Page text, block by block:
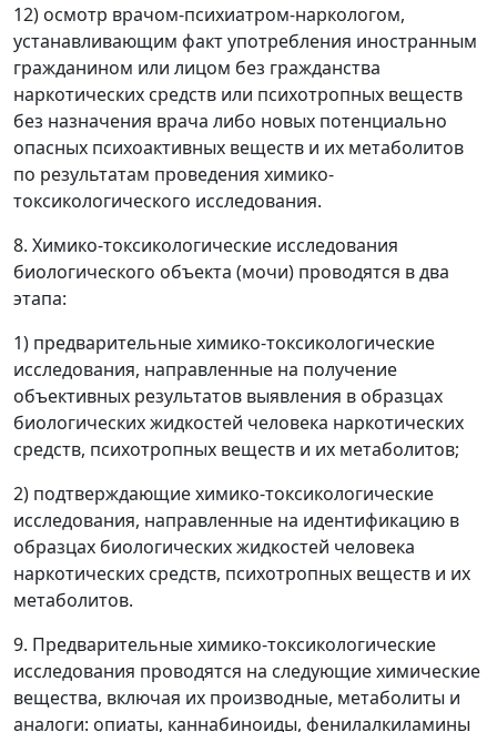
12) осмотр врачом-психиатром-наркологом,
устанавливающим факт употребления иностранным
гражданином или лицом без гражданства
наркотических средств или психотропных веществ
без назначения врача либо новых потенциально
опасных психоактивных веществ и их метаболитов
по результатам проведения химико-
токсикологического исследования.
8. Химико-токсикологические исследования
биологического объекта (мочи) проводятся в два
этапа:
1) предварительные химико-токсикологические
исследования, направленные на получение
объективных результатов выявления в образцах
биологических жидкостей человека наркотических
средств, психотропных веществ и их метаболитов;
2) подтверждающие химико-токсикологические
исследования, направленные на идентификацию в
образцах биологических жидкостей человека
наркотических средств, психотропных веществ и их
метаболитов.
9. Предварительные химико-токсикологические
исследования проводятся на следующие химические
вещества, включая их производные, метаболиты и
аналоги: опиаты, каннабиноиды, фенилалкиламины